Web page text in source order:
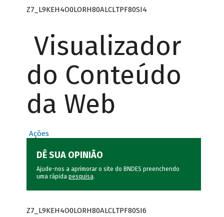
Z7_L9KEH4O0LORH80ALCLTPF80SI4
Visualizador
do Conteúdo
da Web
Ações
DÊ SUA OPINIÃO
Ajude-nos a aprimorar o site do BNDES preenchendo
uma rápida pesquisa.
Z7_L9KEH4O0LORH80ALCLTPF80SI6